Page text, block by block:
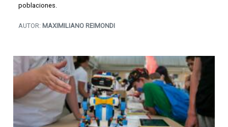
poblaciones.
AUTOR: MAXIMILIANO REIMONDI